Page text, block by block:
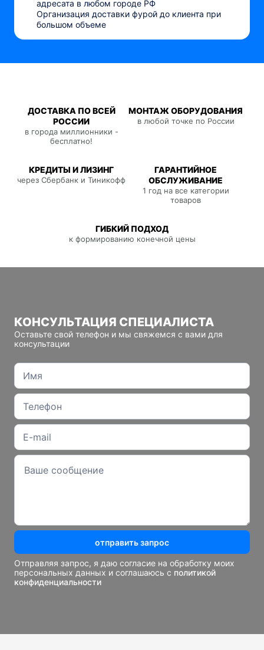
адресата в любом городе РФ
Организация доставки фурой до клиента при
большом объеме
ДОСТАВКА ПО ВСЕЙ
РОССИИ
в города миллионники -
бесплатно!
МОНТАЖ ОБОРУДОВАНИЯ
в любой точке по России
КРЕДИТЫ И ЛИЗИНГ
через Сбербанк и Тиникофф
ГАРАНТИЙНОЕ
ОБСЛУЖИВАНИЕ
1 год на все категории
товаров
ГИБКИЙ ПОДХОД
к формированию конечной цены
КОНСУЛЬТАЦИЯ СПЕЦИАЛИСТА
Оставьте свой телефон и мы свяжемся с вами для
консультации
отправить запрос
Отправляя запрос, я даю согласие на обработку моих
персональных данных и соглашаюсь с политикой
конфиденциальности